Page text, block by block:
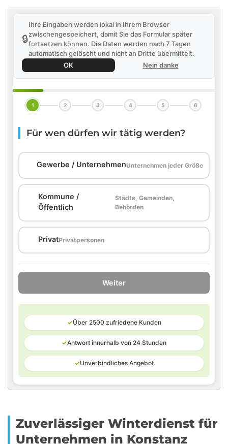
🔒
Ihre Eingaben werden lokal in Ihrem Browser
zwischengespeichert, damit Sie das Formular später
fortsetzen können. Die Daten werden nach 7 Tagen
automatisch gelöscht und nicht an Dritte übermittelt.
OK
Nein danke
1 2 3 4 5 6
Für wen dürfen wir tätig werden?
Gewerbe / UnternehmenUnternehmen jeder Größe
Kommune /
Öffentlich
Städte, Gemeinden,
Behörden
PrivatPrivatpersonen
Weiter
✓Über 2500 zufriedene Kunden
✓Antwort innerhalb von 24 Stunden
✓Unverbindliches Angebot
Zuverlässiger Winterdienst für
Unternehmen in Konstanz